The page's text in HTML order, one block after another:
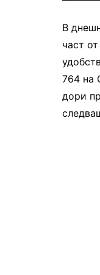
В
част
764 на
дори